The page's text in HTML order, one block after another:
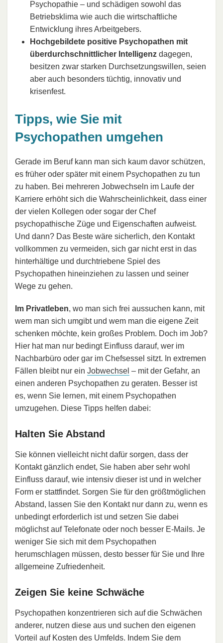
Psychopathie – und schädigen sowohl das
Betriebsklima wie auch die wirtschaftliche
Entwicklung ihres Arbeitgebers.
Hochgebildete positive Psychopathen mit
überdurchschnittlicher Intelligenz dagegen,
besitzen zwar starken Durchsetzungswillen, seien
aber auch besonders tüchtig, innovativ und
krisenfest.
Tipps, wie Sie mit
Psychopathen umgehen
Gerade im Beruf kann man sich kaum davor schützen,
es früher oder später mit einem Psychopathen zu tun
zu haben. Bei mehreren Jobwechseln im Laufe der
Karriere erhöht sich die Wahrscheinlichkeit, dass einer
der vielen Kollegen oder sogar der Chef
psychopathische Züge und Eigenschaften aufweist.
Und dann? Das Beste wäre sicherlich, den Kontakt
vollkommen zu vermeiden, sich gar nicht erst in das
hinterhältige und durchtriebene Spiel des
Psychopathen hineinziehen zu lassen und seiner
Wege zu gehen.
Im Privatleben, wo man sich frei aussuchen kann, mit
wem man sich umgibt und wem man die eigene Zeit
schenken möchte, kein großes Problem. Doch im Job?
Hier hat man nur bedingt Einfluss darauf, wer im
Nachbarbüro oder gar im Chefsessel sitzt. In extremen
Fällen bleibt nur ein Jobwechsel – mit der Gefahr, an
einen anderen Psychopathen zu geraten. Besser ist
es, wenn Sie lernen, mit einem Psychopathen
umzugehen. Diese Tipps helfen dabei:
Halten Sie Abstand
Sie können vielleicht nicht dafür sorgen, dass der
Kontakt gänzlich endet, Sie haben aber sehr wohl
Einfluss darauf, wie intensiv dieser ist und in welcher
Form er stattfindet. Sorgen Sie für den größtmöglichen
Abstand, lassen Sie den Kontakt nur dann zu, wenn es
unbedingt erforderlich ist und setzen Sie dabei
möglichst auf Telefonate oder noch besser E-Mails. Je
weniger Sie sich mit dem Psychopathen
herumschlagen müssen, desto besser für Sie und Ihre
allgemeine Zufriedenheit.
Zeigen Sie keine Schwäche
Psychopathen konzentrieren sich auf die Schwächen
anderer, nutzen diese aus und suchen den eigenen
Vorteil auf Kosten des Umfelds. Indem Sie dem